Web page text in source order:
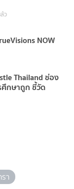
ว
NOW
Thailand ช่อง
กษาถูก ชี้วัด
า